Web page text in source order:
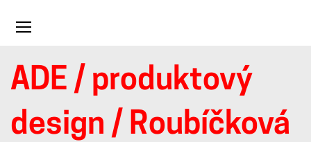
Toggle
ADE / produktový
design / Roubíčková
Limpidow